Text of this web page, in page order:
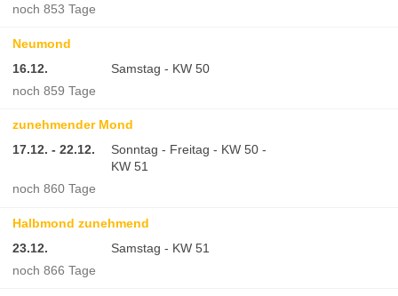
noch 853 Tage
Neumond
16.12.
Samstag - KW 50
noch 859 Tage
zunehmender Mond
17.12. - 22.12.
Sonntag - Freitag - KW 50 -
KW 51
noch 860 Tage
Halbmond zunehmend
23.12.
Samstag - KW 51
noch 866 Tage